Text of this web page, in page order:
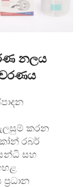
නලය
කරන
රබර්
සහ